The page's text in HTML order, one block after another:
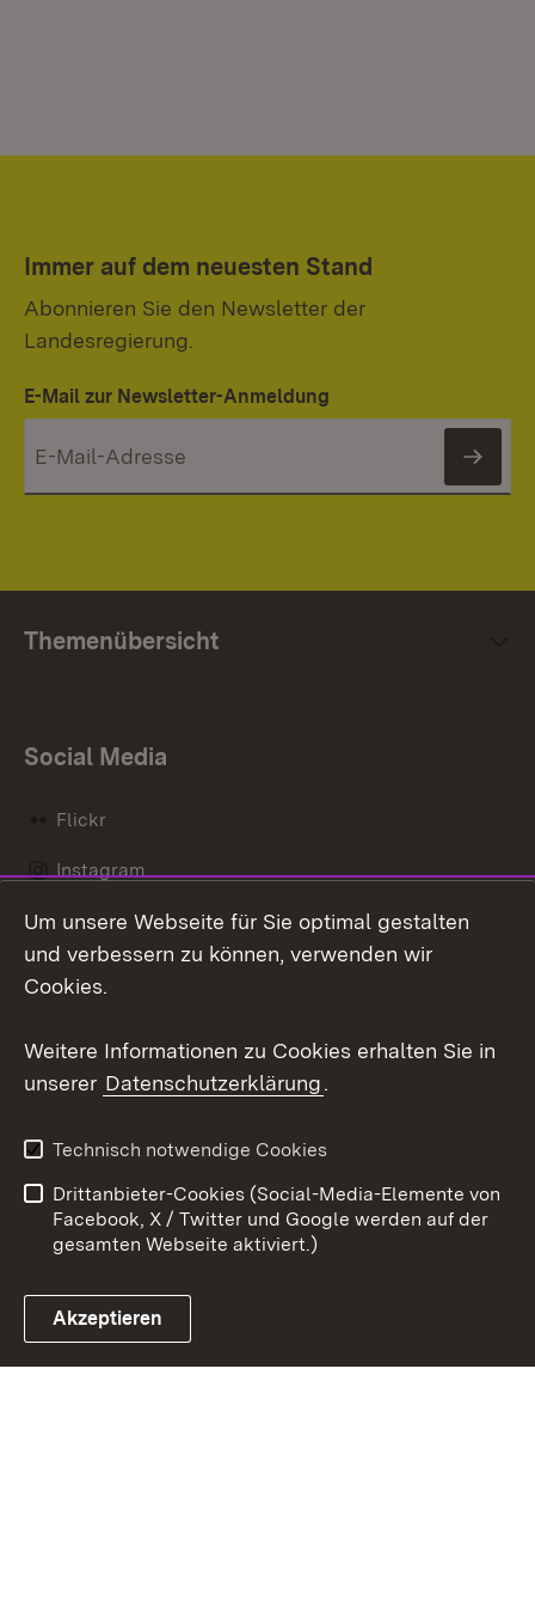
Immer auf dem neuesten Stand
Abonnieren Sie den Newsletter der
Landesregierung.
E-Mail zur Newsletter-Anmeldung
Themenübersicht
Social Media
Flickr
Instagram
Social Wall
Link zum Landesportal
Barrierefreiheit
Benutzungshinweise
Impressum
Cookies
Um unsere Webseite für Sie optimal gestalten
und verbessern zu können, verwenden wir
Cookies.
Weitere Informationen zu Cookies erhalten Sie in
unserer Datenschutzerklärung.
Technisch notwendige Cookies
Drittanbieter-Cookies (Social-Media-Elemente von
Facebook, X / Twitter und Google werden auf der
gesamten Webseite aktiviert.)
Akzeptieren